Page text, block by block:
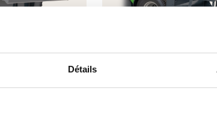
Détails